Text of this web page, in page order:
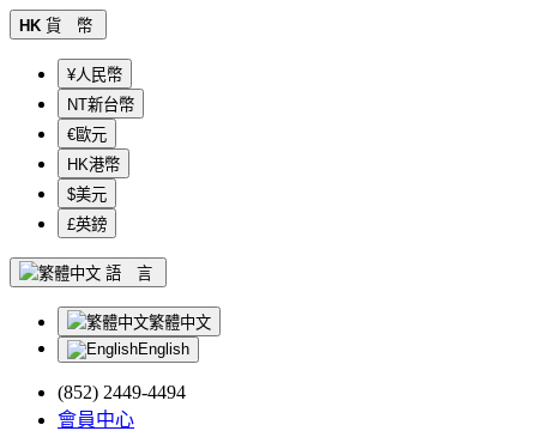
HK 貨 幣
¥人民幣
NT新台幣
€歐元
HK港幣
$美元
£英鎊
語 言
繁體中文
English
(852) 2449-4494
會員中心